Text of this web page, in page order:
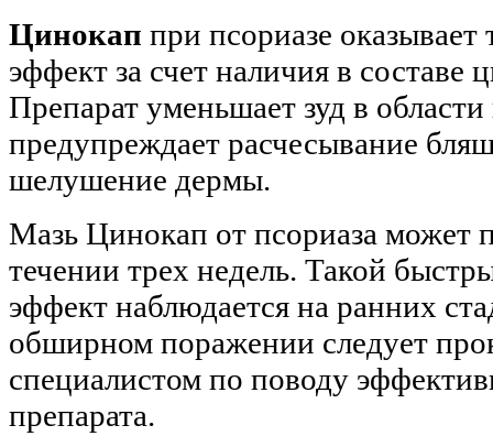
Цинокап при псориазе оказывает
эффект за счет наличия в составе
Препарат уменьшает зуд в
предупреждает расчесывание
шелушение дермы.
Мазь Цинокап от псориаза может
течении трех недель. Такой
эффект наблюдается на ранних
обширном поражении следует
специалистом по поводу
препарата.